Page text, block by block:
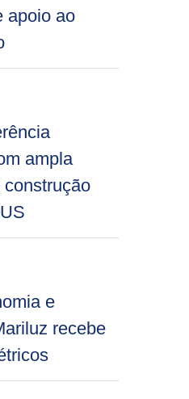
apoio ao
ampla
e
recebe